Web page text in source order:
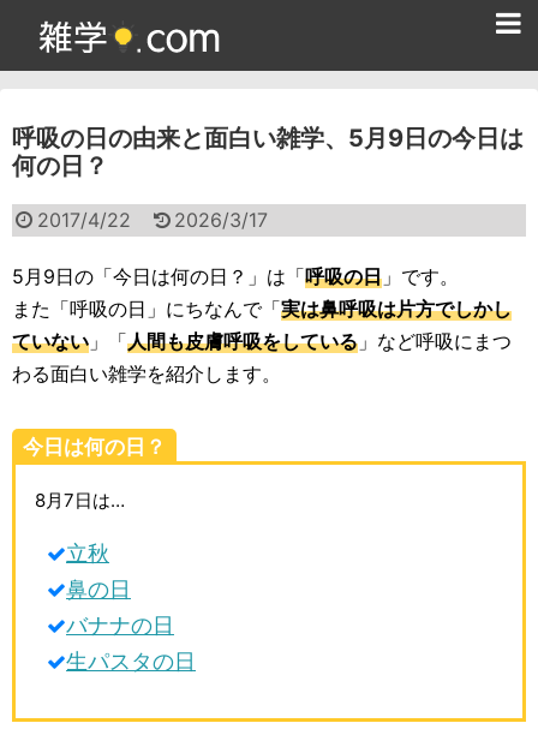
呼吸の日の由来と面白い雑学、5月9日の今日は
何の日？
2017/4/22 2026/3/17
5月9日の「今日は何の日？」は「呼吸の日 」です。
また「呼吸の日」にちなんで「実は鼻呼吸は片方でしかし
ていない 」「人間も皮膚呼吸をしている 」など呼吸にまつ
わる面白い雑学を紹介します。
今日は何の日？
8月7日は…
立秋
鼻の日
バナナの日
生パスタの日
雑学クイズ問題集
面白い雑学
ためになる雑学
スポーツ雑学
動物雑学
歴史雑学
生活雑学
サイト情報